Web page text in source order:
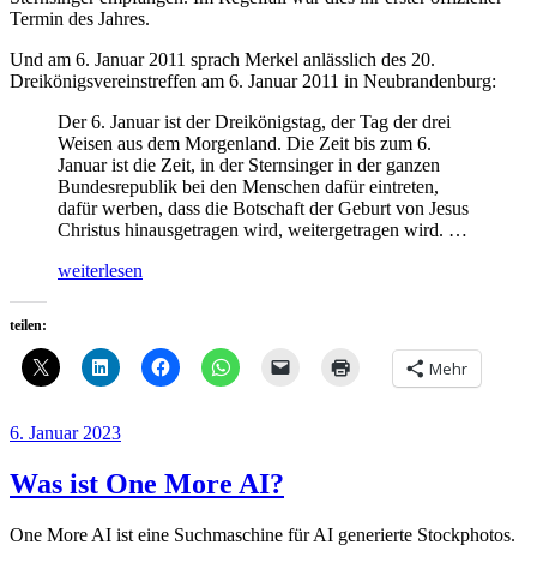
Termin des Jahres.
Und am 6. Januar 2011 sprach Merkel anlässlich des 20.
Dreikönigsvereinstreffen am 6. Januar 2011 in Neubrandenburg:
Der 6. Januar ist der Dreikönigstag, der Tag der drei
Weisen aus dem Morgenland. Die Zeit bis zum 6.
Januar ist die Zeit, in der Sternsinger in der ganzen
Bundesrepublik bei den Menschen dafür eintreten,
dafür werben, dass die Botschaft der Geburt von Jesus
Christus hinausgetragen wird, weitergetragen wird. …
„Angela
Empfang
der
weiterlesen
teilen:
Mehr
Veröffentlicht
6. Januar 2023
Was ist One More AI?
One More AI ist eine Suchmaschine für AI generierte Stockphotos.